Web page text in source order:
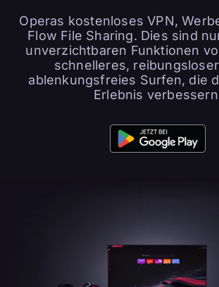
Operas kostenloses VPN,
Flow File Sharing. Dies sind
unverzichtbaren Funktionen
schnelleres,
ablenkungsfreies Surfen, die
Erlebnis